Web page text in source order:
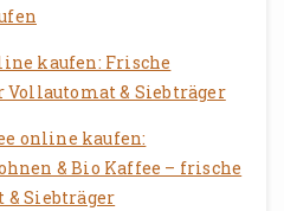
kaufen: Frische
& Siebträger
online kaufen:
& Bio Kaffee – frische
& Siebträger